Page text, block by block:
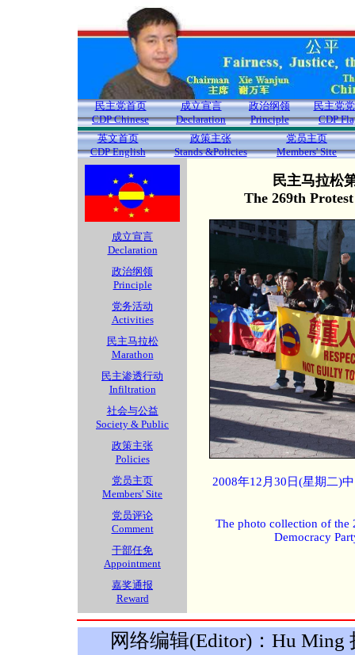
民主党首页
CDP Chinese
成立宣言
Declaration
政治纲领
Principle
民主党
CDP
英文首页
CDP English
政策主张
Stands &Policies
党员主页
Members' Site
成立宣言
Declaration
政治纲领
Principle
党务活动
Activities
民主马拉松
Marathon
民主渗透行动
Infiltration
社会与公益
Society & Public
政策主张
Policies
党员主页
Members' Site
党员评论
Comment
干部任免
Appointment
嘉奖通报
Reward
民主马拉松
The 269th
2008年12月30日(星期二)
The photo collection of the
Democracy
网络编辑(Editor)：Hu Ming